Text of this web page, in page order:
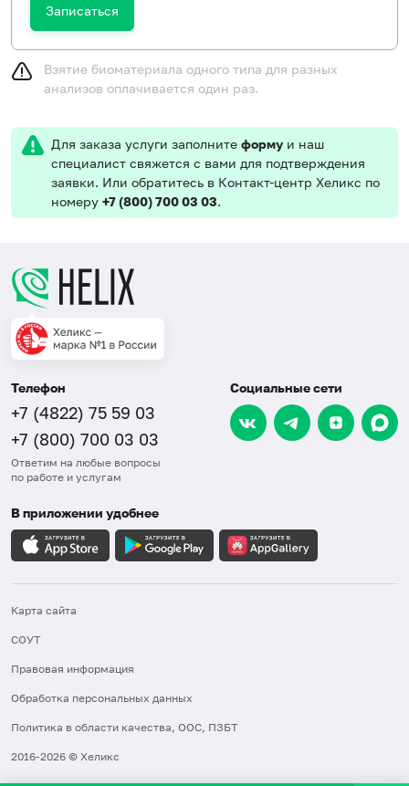
Записаться
Взятие биоматериала одного типа для разных
анализов оплачивается один раз.
Для заказа услуги заполните форму и наш
специалист свяжется с вами для подтверждения
заявки. Или обратитесь в Контакт-центр Хеликс по
номеру +7 (800) 700 03 03.
Телефон
+7 (4822) 75 59 03
+7 (800) 700 03 03
Ответим на любые вопросы
по работе и услугам
Социальные сети
В приложении удобнее
Карта сайта
СОУТ
Правовая информация
Обработка персональных данных
Политика в области качества, ООС, ПЗБТ
2016-2026 © Хеликс